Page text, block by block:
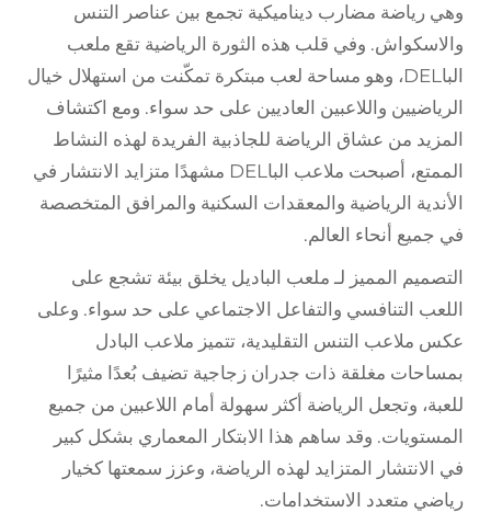
وهي رياضة مضارب ديناميكية تجمع بين عناصر التنس
والاسكواش. وفي قلب هذه الثورة الرياضية تقع ملعب
الباDEL، وهو مساحة لعب مبتكرة تمكّنت من استهلال خيال
الرياضيين واللاعبين العاديين على حد سواء. ومع اكتشاف
المزيد من عشاق الرياضة للجاذبية الفريدة لهذه النشاط
الممتع، أصبحت ملاعب الباDEL مشهدًا متزايد الانتشار في
الأندية الرياضية والمعقدات السكنية والمرافق المتخصصة
في جميع أنحاء العالم.
التصميم المميز لـ ملعب الباديل يخلق بيئة تشجع على
اللعب التنافسي والتفاعل الاجتماعي على حد سواء. وعلى
عكس ملاعب التنس التقليدية، تتميز ملاعب البادل
بمساحات مغلقة ذات جدران زجاجية تضيف بُعدًا مثيرًا
للعبة، وتجعل الرياضة أكثر سهولة أمام اللاعبين من جميع
المستويات. وقد ساهم هذا الابتكار المعماري بشكل كبير
في الانتشار المتزايد لهذه الرياضة، وعزز سمعتها كخيار
رياضي متعدد الاستخدامات.